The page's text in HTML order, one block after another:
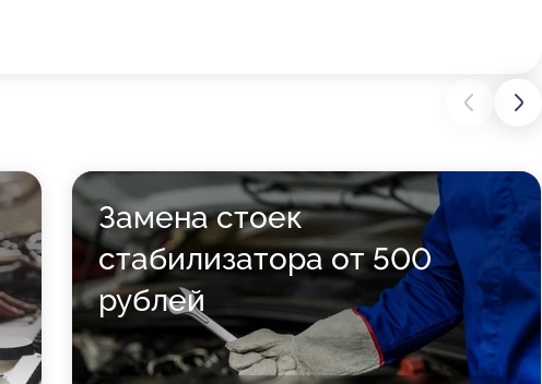
Замена стоек
стабилизатора от 500
рублей